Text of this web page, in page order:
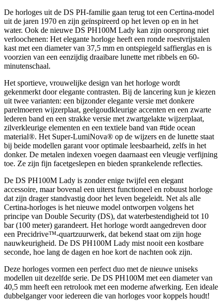
De horloges uit de DS PH-familie gaan terug tot een Certina-model
uit de jaren 1970 en zijn geïnspireerd op het leven op en in het
water. Ook de nieuwe DS PH100M Lady kan zijn oorsprong niet
verloochenen: Het elegante horloge heeft een ronde roestvrijstalen
kast met een diameter van 37,5 mm en ontspiegeld saffierglas en is
voorzien van een eenzijdig draaibare lunette met ribbels en 60-
minutenschaal.
Het sportieve, vrouwelijke design van het horloge wordt
gekenmerkt door elegante contrasten. Bij de lancering kun je kiezen
uit twee varianten: een bijzonder elegante versie met donkere
parelmoeren wijzerplaat, geelgoudkleurige accenten en een zwarte
lederen band en een strakke versie met zwartgelakte wijzerplaat,
zilverkleurige elementen en een textiele band van #tide ocean
material®. Het Super-LumiNova® op de wijzers en de lunette staat
bij beide modellen garant voor optimale leesbaarheid, zelfs in het
donker. De metalen indexen voegen daarnaast een vleugje verfijning
toe. Ze zijn fijn facetgeslepen en bieden sprankelende reflecties.
De DS PH100M Lady is zonder enige twijfel een elegant
accessoire, maar bovenal een uiterst functioneel en robuust horloge
dat zijn drager standvastig door het leven begeleidt. Net als alle
Certina-horloges is het nieuwe model ontworpen volgens het
principe van Double Security (DS), dat waterbestendigheid tot 10
bar (100 meter) garandeert. Het horloge wordt aangedreven door
een Precidrive™-quartzuurwerk, dat bekend staat om zijn hoge
nauwkeurigheid. De DS PH100M Lady mist nooit een kostbare
seconde, hoe lang de dagen en hoe kort de nachten ook zijn.
Deze horloges vormen een perfect duo met de nieuwe uniseks
modellen uit dezelfde serie. De DS PH100M met een diameter van
40,5 mm heeft een retrolook met een moderne afwerking. Een ideale
dubbelganger voor iedereen die van horloges voor koppels houdt!